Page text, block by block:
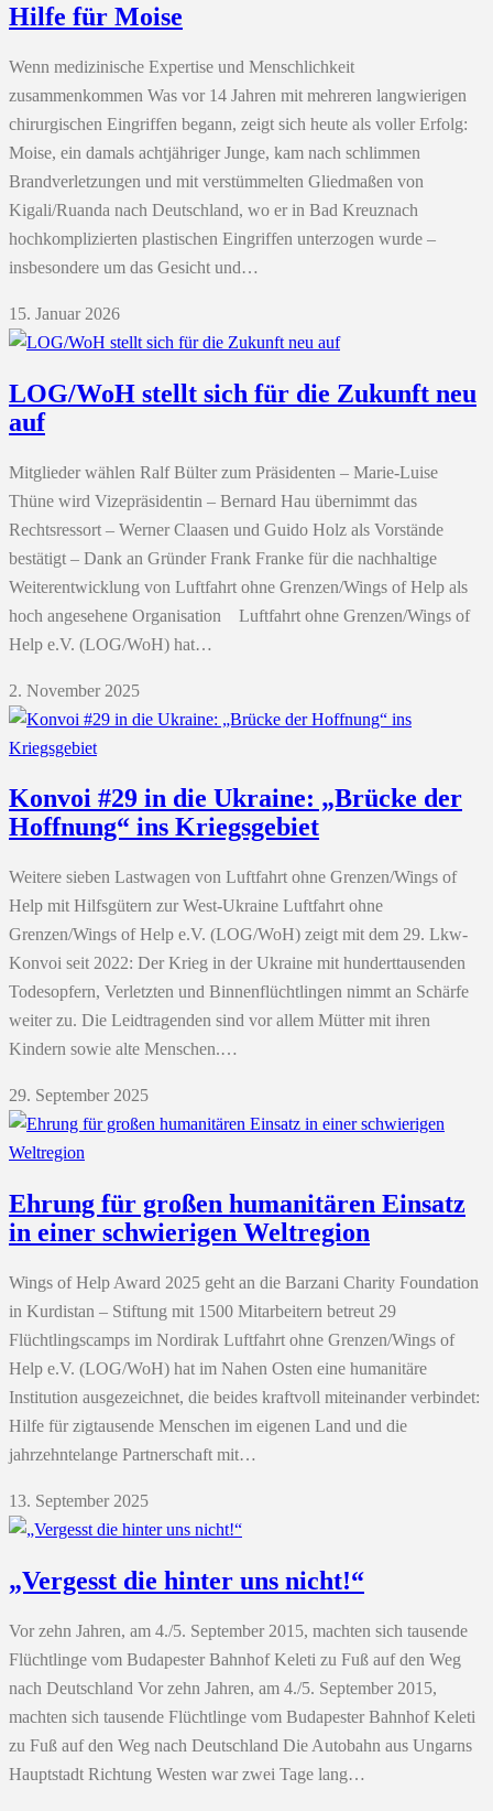
Hilfe für Moise
Wenn medizinische Expertise und Menschlichkeit
zusammenkommen Was vor 14 Jahren mit mehreren langwierigen
chirurgischen Eingriffen begann, zeigt sich heute als voller Erfolg:
Moise, ein damals achtjähriger Junge, kam nach schlimmen
Brandverletzungen und mit verstümmelten Gliedmaßen von
Kigali/Ruanda nach Deutschland, wo er in Bad Kreuznach
hochkomplizierten plastischen Eingriffen unterzogen wurde –
insbesondere um das Gesicht und…
15. Januar 2026
LOG/WoH stellt sich für die Zukunft neu
auf
Mitglieder wählen Ralf Bülter zum Präsidenten – Marie-Luise
Thüne wird Vizepräsidentin – Bernard Hau übernimmt das
Rechtsressort – Werner Claasen und Guido Holz als Vorstände
bestätigt – Dank an Gründer Frank Franke für die nachhaltige
Weiterentwicklung von Luftfahrt ohne Grenzen/Wings of Help als
hoch angesehene Organisation Luftfahrt ohne Grenzen/Wings of
Help e.V. (LOG/WoH) hat…
2. November 2025
Konvoi #29 in die Ukraine: „Brücke der
Hoffnung“ ins Kriegsgebiet
Weitere sieben Lastwagen von Luftfahrt ohne Grenzen/Wings of
Help mit Hilfsgütern zur West-Ukraine Luftfahrt ohne
Grenzen/Wings of Help e.V. (LOG/WoH) zeigt mit dem 29. Lkw-
Konvoi seit 2022: Der Krieg in der Ukraine mit hunderttausenden
Todesopfern, Verletzten und Binnenflüchtlingen nimmt an Schärfe
weiter zu. Die Leidtragenden sind vor allem Mütter mit ihren
Kindern sowie alte Menschen.…
29. September 2025
Ehrung für großen humanitären Einsatz
in einer schwierigen Weltregion
Wings of Help Award 2025 geht an die Barzani Charity Foundation
in Kurdistan – Stiftung mit 1500 Mitarbeitern betreut 29
Flüchtlingscamps im Nordirak Luftfahrt ohne Grenzen/Wings of
Help e.V. (LOG/WoH) hat im Nahen Osten eine humanitäre
Institution ausgezeichnet, die beides kraftvoll miteinander verbindet:
Hilfe für zigtausende Menschen im eigenen Land und die
jahrzehntelange Partnerschaft mit…
13. September 2025
„Vergesst die hinter uns nicht!“
Vor zehn Jahren, am 4./5. September 2015, machten sich tausende
Flüchtlinge vom Budapester Bahnhof Keleti zu Fuß auf den Weg
nach Deutschland Vor zehn Jahren, am 4./5. September 2015,
machten sich tausende Flüchtlinge vom Budapester Bahnhof Keleti
zu Fuß auf den Weg nach Deutschland Die Autobahn aus Ungarns
Hauptstadt Richtung Westen war zwei Tage lang…